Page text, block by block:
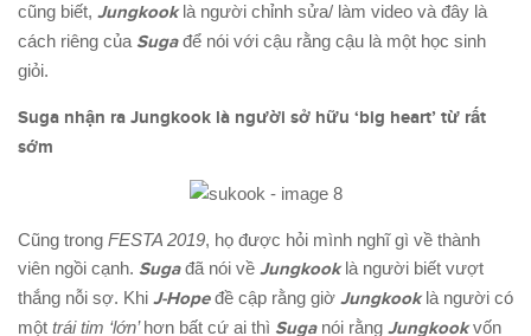
cũng biết, Jungkooklà người chỉnh sửa/ làm video và đây là
cách riêng của Sugađể nói với cậu rằng cậu là một học sinh
giỏi.
Suga nhận ra Jungkook là người sở hữu ‘big heart’ từ rất
sớm
Cũng trong FESTA 2019, họ được hỏi mình nghĩ gì về thành
viên ngồi cạnh. Sugađã nói về Jungkooklà người biết vượt
thắng nỗi sợ. Khi J-Hopeđề cập rằng giờ Jungkooklà người có
một trái tim ‘lớn’hơn bất cứ ai thì Suga nói rằng Jungkookvốn